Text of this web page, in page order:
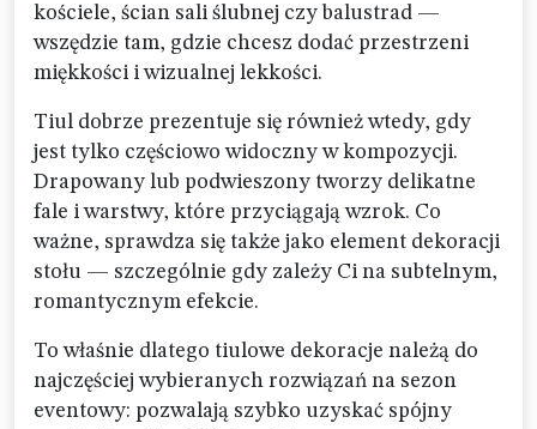
kościele, ścian sali ślubnej czy balustrad —
wszędzie tam, gdzie chcesz dodać przestrzeni
miękkości i wizualnej lekkości.
Tiul dobrze prezentuje się również wtedy, gdy
jest tylko częściowo widoczny w kompozycji.
Drapowany lub podwieszony tworzy delikatne
fale i warstwy, które przyciągają wzrok. Co
ważne, sprawdza się także jako element dekoracji
stołu — szczególnie gdy zależy Ci na subtelnym,
romantycznym efekcie.
To właśnie dlatego tiulowe dekoracje należą do
najczęściej wybieranych rozwiązań na sezon
eventowy: pozwalają szybko uzyskać spójny